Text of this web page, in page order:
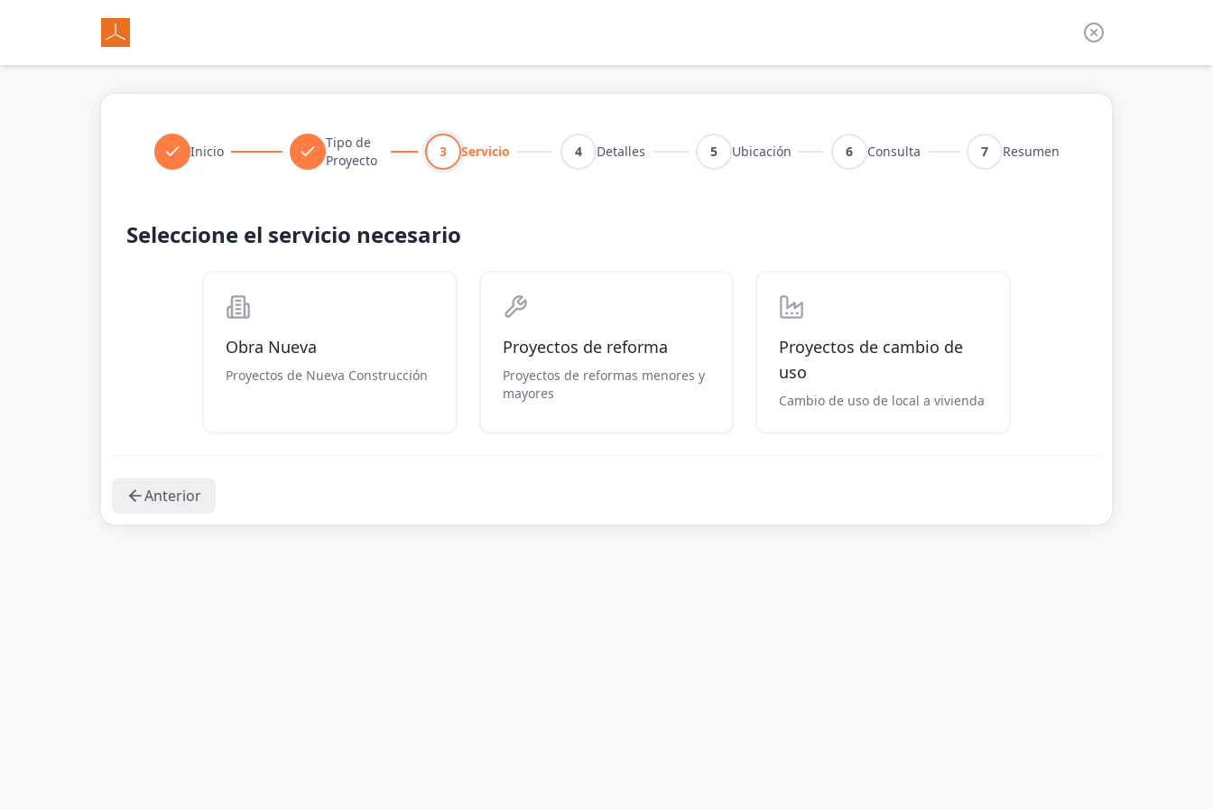
Inicio
Tipo de
Proyecto
3 Servicio 4 Detalles 5 Ubicación 6 Consulta 7 Resumen
Seleccione el servicio necesario
Obra Nueva
Proyectos de Nueva Construcción
Proyectos de reforma
Proyectos de reformas menores y
mayores
Proyectos de cambio de
uso
Cambio de uso de local a vivienda
Anterior